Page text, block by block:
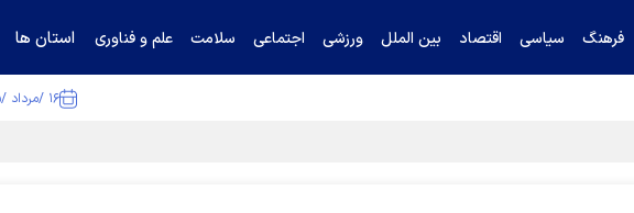
فرهنگ سیاسی اقتصاد بین الملل ورزشی اجتماعی سلامت علم و فناوری استان ها
۱۶ /مرداد /۱۴۰۵
پس از رای کمیته استیناف / گل‌گهر با تراکتور و سپاهان هم امتیاز شد